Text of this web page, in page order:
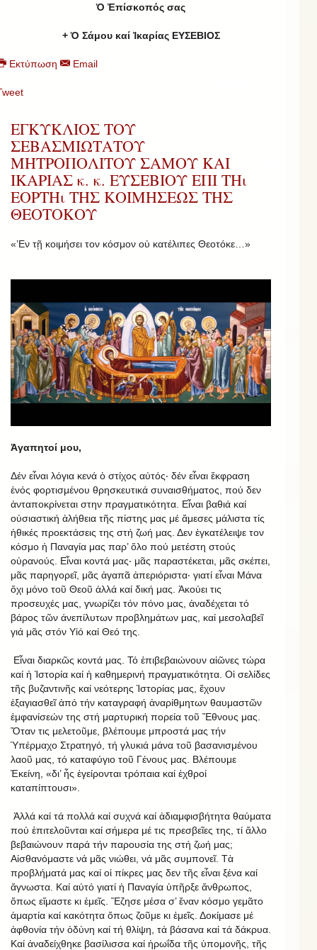
Ὁ Ἐπίσκοπός σας
+ Ὁ Σάμου καί Ἰκαρίας ΕΥΣΕΒΙΟΣ
Εκτύπωση Email
ΕΓΚΥΚΛΙΟΣ ΤΟΥ
ΣΕΒΑΣΜΙΩΤΑΤΟΥ
ΜΗΤΡΟΠΟΛΙΤΟΥ ΣΑΜΟΥ ΚΑΙ
ΙΚΑΡΙΑΣ κ. κ. ΕΥΣΕΒΙΟΥ ΕΠΙ ΤΗι
ΕΟΡΤΗι ΤΗΣ ΚΟΙΜΗΣΕΩΣ ΤΗΣ
ΘΕΟΤΟΚΟΥ
«’Εν τῇ κοιμήσει τον κόσμον οὐ κατέλιπες Θεοτόκε…»
Ἀγαπητοί μου,
Δέν εἶναι λόγια κενά ὁ στίχος αὐτός‧ δέν εἶναι ἔκφραση
ἑνός φορτισμένου θρησκευτικά συναισθήματος, πού δεν
ἀνταποκρίνεται στην πραγματικότητα. Εἶναι βαθιά καί
οὐσιαστική ἀλήθεια τῆς πίστης μας μέ ἄμεσες μάλιστα τίς
ἠθικές προεκτάσεις της στή ζωή μας. Δεν ἐγκατέλειψε τον
κόσμο ἡ Παναγία μας παρ’ ὅλο πού μετέστη στούς
οὐρανούς. Εἶναι κοντά μας‧ μᾶς παραστέκεται, μᾶς σκέπει,
μᾶς παρηγορεῖ, μᾶς ἀγαπᾶ ἀπεριόριστα‧ γιατί εἶναι Μάνα
ὄχι μόνο τοῦ Θεοῦ ἀλλά καί δική μας. Ἀκούει τις
προσευχές μας, γνωρίζει τόν πόνο μας, ἀναδέχεται τό
βάρος τῶν άνεπίλυτων προβλημάτων μας, καί μεσολαβεῖ
γιά μᾶς στόν Υἱό καί Θεό της.
Εἶναι διαρκῶς κοντά μας. Τό ἐπιβεβαιώνουν αἰῶνες τώρα
καί ἡ Ἱστορία καί ἡ καθημερινή πραγματικότητα. Οἱ σελίδες
τῆς βυζαντινῆς καί νεότερης Ἱστορίας μας, ἔχουν
ἐξαγιασθεῖ ἀπό τήν καταγραφή ἀναρίθμητων θαυμαστῶν
ἐμφανίσεών της στή μαρτυρική πορεία τοῦ Ἔθνους μας.
Ὅταν τις μελετοῦμε, βλέπουμε μπροστά μας τήν
Ὑπέρμαχο Στρατηγό, τή γλυκιά μάνα τοῦ βασανισμένου
λαοῦ μας, τό καταφύγιο τοῦ Γένους μας. Βλέπουμε
Ἐκείνη, «δι’ ἧς ἐγείρονται τρόπαια καί ἐχθροί
καταπίπτουσι».
Ἀλλά καί τά πολλά καί συχνά καί ἀδιαμφισβήτητα θαύματα
πού ἐπιτελοῦνται καί σήμερα μέ τις πρεσβεῖες της, τί ἄλλο
βεβαιώνουν παρά τήν παρουσία της στή ζωή μας;
Αἰσθανόμαστε νά μᾶς νιώθει, νά μᾶς συμπονεῖ. Τὰ
προβλήματά μας καί οἱ πίκρες μας δεν τῆς εἶναι ξένα καί
ἄγνωστα. Καί αὐτό γιατί ἡ Παναγία ὑπῆρξε ἄνθρωπος,
ὅπως εἴμαστε κι ἑμεῖς. Ἔζησε μέσα σ’ ἕναν κόσμο γεμᾶτο
ἁμαρτία καί κακότητα ὅπως ζοῦμε κι ἐμεῖς. Δοκίμασε μέ
ἀφθονία τήν ὀδύνη καί τή θλίψη, τά βάσανα καί τά δάκρυα.
Καί ἀναδείχθηκε βασίλισσα καί ἡρωΐδα τῆς ὑπομονῆς, τῆς